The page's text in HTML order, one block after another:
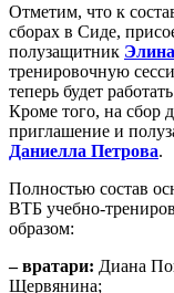
Отметим, что к
сборах в Сиде,
полузащитник
тренировочную
теперь будет
Кроме того, на сбор
приглашение и
Даниелла Петрова.
Полностью состав
ВТБ учебно-
образом:
– вратари: Диана
Щервянина;